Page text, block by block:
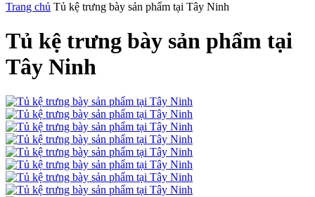
Trang chủ Tủ kệ trưng bày sản phẩm tại Tây Ninh
Tủ kệ trưng bày sản phẩm tại
Tây Ninh